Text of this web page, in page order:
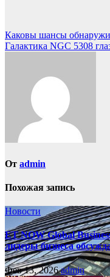
Навигация
по
Каковы шансы
Галактика NGC 5308
От admin
Похожая запись
Новости
ET NOW Global
лидеры бизнеса
Фев 13, 2026admin